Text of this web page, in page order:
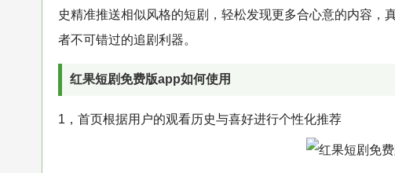
史精准推送相似风格的短剧，轻松发现更多合心意的内容
者不可错过的追剧利器。
红果短剧免费版app如何使用
1，首页根据用户的观看历史与喜好进行个性化推荐